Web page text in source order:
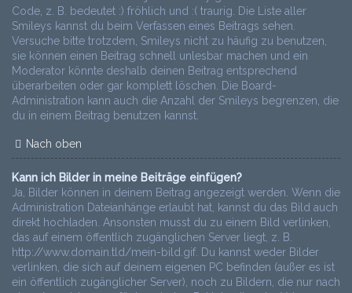
Code, z. B. bedeutet :) fröhlich und :( traurig. Die Liste aller
Smileys kannst du beim Verfassen eines Beitrags sehen.
Versuche bitte trotzdem, Smileys nicht zu häufig zu benutzen,
sie können einen Beitrag schnell unlesbar machen und ein
Moderator könnte deshalb deinen Beitrag entsprechend
überarbeiten oder gar komplett löschen. Die Board-
Administration kann auch die Anzahl der Smileys begrenzen, die
du in einem Beitrag benutzen kannst.
Nach oben
Kann ich Bilder in meine Beiträge einfügen?
Ja, Bilder können in deinem Beitrag angezeigt werden. Wenn die
Administration Dateianhänge erlaubt hat, kannst du das Bild auch
direkt hochladen. Ansonsten musst du zu einem Bild verlinken,
das auf einem öffentlich zugänglichen Server liegt, z. B.
http://www.domain.tld/mein-bild.gif. Du kannst weder Bilder
verlinken, die sich auf deinem eigenen PC befinden (außer es ist
ein öffentlich zugänglicher Server), noch zu Bildern, die nur nach